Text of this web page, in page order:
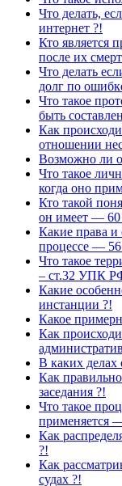
Что делать,
интернет ?!
Кто является
после их
Что делать
долг по
Что такое
быть
Как
отношении
Возможно ли
Что такое
когда оно
Кто такой
он имеет —
Какие права и
процессе —
Что такое
– ст.32 УПК
Какие
инстанции ?!
Какое
Как
В каких делах
Как
заседания ?!
Что такое
применяется
Как
?!
Как
судах ?!